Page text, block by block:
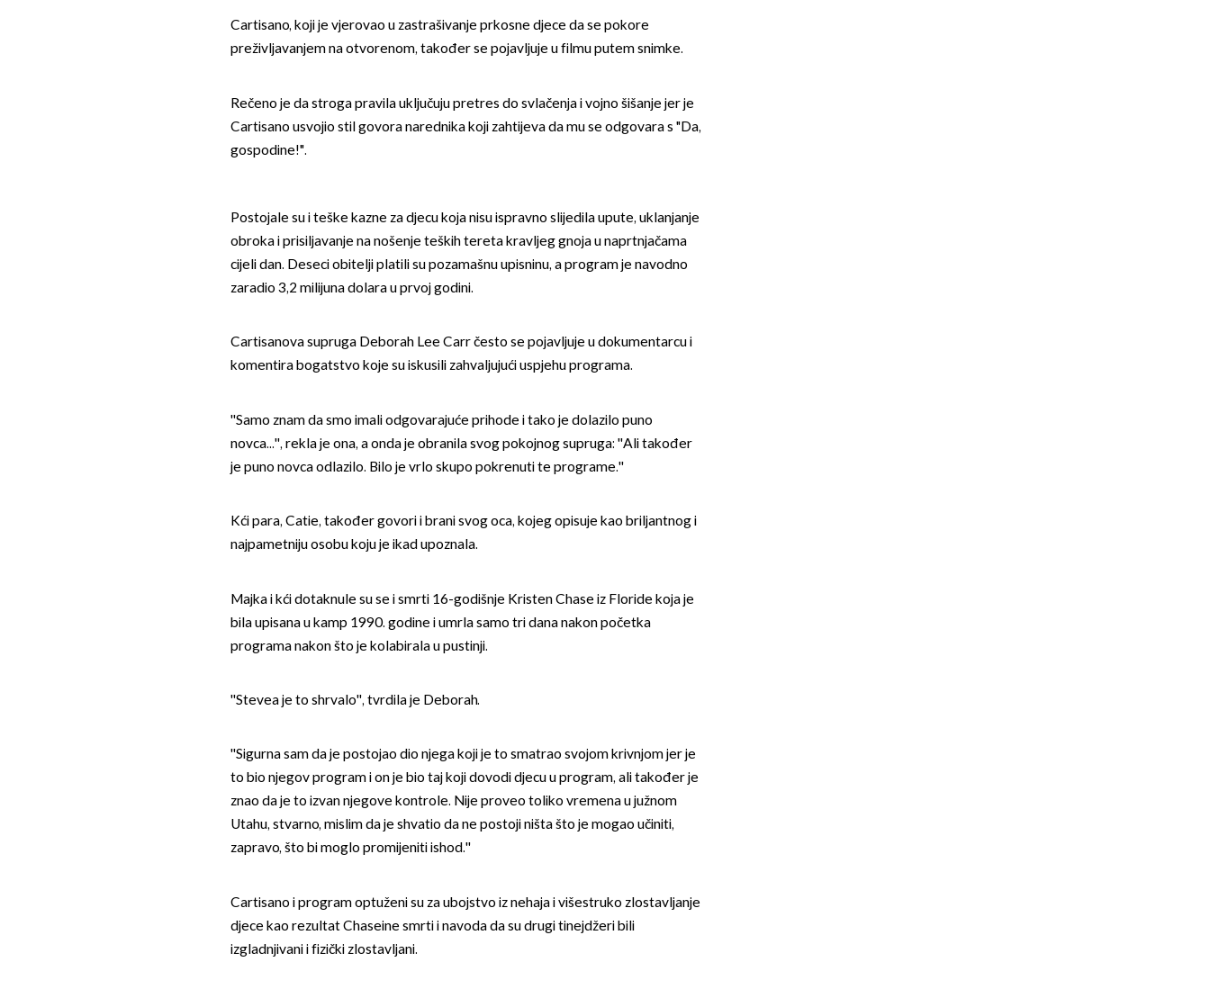
Cartisano, koji je vjerovao u zastrašivanje prkosne djece da se pokore
preživljavanjem na otvorenom, također se pojavljuje u filmu putem snimke.
Rečeno je da stroga pravila uključuju pretres do svlačenja i vojno šišanje jer je
Cartisano usvojio stil govora narednika koji zahtijeva da mu se odgovara s "Da,
gospodine!".
Postojale su i teške kazne za djecu koja nisu ispravno slijedila upute, uklanjanje
obroka i prisiljavanje na nošenje teških tereta kravljeg gnoja u naprtnjačama
cijeli dan. Deseci obitelji platili su pozamašnu upisninu, a program je navodno
zaradio 3,2 milijuna dolara u prvoj godini.
Cartisanova supruga Deborah Lee Carr često se pojavljuje u dokumentarcu i
komentira bogatstvo koje su iskusili zahvaljujući uspjehu programa.
''Samo znam da smo imali odgovarajuće prihode i tako je dolazilo puno
novca...'', rekla je ona, a onda je obranila svog pokojnog supruga: ''Ali također
je puno novca odlazilo. Bilo je vrlo skupo pokrenuti te programe.''
Kći para, Catie, također govori i brani svog oca, kojeg opisuje kao briljantnog i
najpametniju osobu koju je ikad upoznala.
Majka i kći dotaknule su se i smrti 16-godišnje Kristen Chase iz Floride koja je
bila upisana u kamp 1990. godine i umrla samo tri dana nakon početka
programa nakon što je kolabirala u pustinji.
''Stevea je to shrvalo'', tvrdila je Deborah.
''Sigurna sam da je postojao dio njega koji je to smatrao svojom krivnjom jer je
to bio njegov program i on je bio taj koji dovodi djecu u program, ali također je
znao da je to izvan njegove kontrole. Nije proveo toliko vremena u južnom
Utahu, stvarno, mislim da je shvatio da ne postoji ništa što je mogao učiniti,
zapravo, što bi moglo promijeniti ishod.''
Cartisano i program optuženi su za ubojstvo iz nehaja i višestruko zlostavljanje
djece kao rezultat Chaseine smrti i navoda da su drugi tinejdžeri bili
izgladnjivani i fizički zlostavljani.